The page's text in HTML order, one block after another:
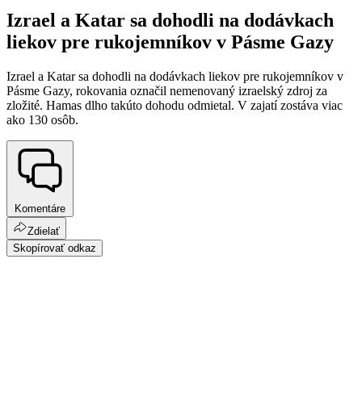
Izrael a Katar sa dohodli na dodávkach
liekov pre rukojemníkov v Pásme Gazy
Izrael a Katar sa dohodli na dodávkach liekov pre rukojemníkov v
Pásme Gazy, rokovania označil nemenovaný izraelský zdroj za
zložité. Hamas dlho takúto dohodu odmietal. V zajatí zostáva viac
ako 130 osôb.
Komentáre
Zdielať
Skopírovať odkaz